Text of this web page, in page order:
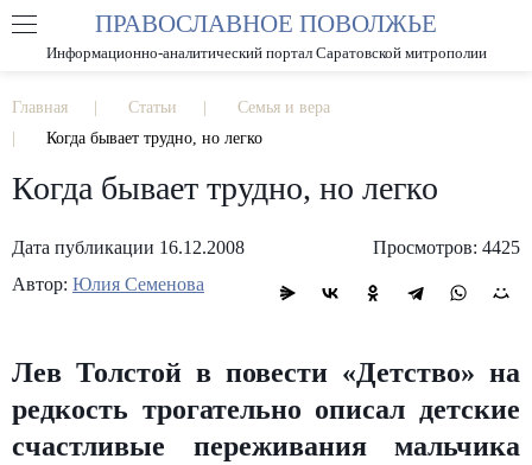
РАЗМЕР ШРИФТА А А
ПРАВОСЛАВНОЕ ПОВОЛЖЬЕ
Информационно-аналитический портал Саратовской митрополии
Главная Статьи
Семья и вера
Когда бывает трудно, но легко
Когда бывает трудно, но легко
Дата публикации 16.12.2008
Просмотров: 4425
Автор: Юлия Семенова
Лев Толстой в повести «Детство» на
редкость трогательно описал детские
счастливые переживания мальчика